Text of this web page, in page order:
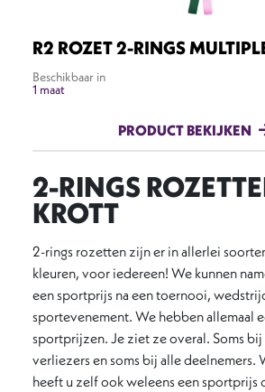
R2 ROZET 2-RINGS
Beschikbaar in
1 maat
PRODUCT BEKIJKEN
2-RINGS
KROTT
2-rings rozetten zijn er in allerlei
kleuren, voor iedereen! We kunnen
een sportprijs na een toernooi,
sportevenement. We hebben allemaal
sportprijzen. Je ziet ze overal. Soms bij
verliezers en soms bij alle deelnemers.
heeft u zelf ook weleens een sportprijs